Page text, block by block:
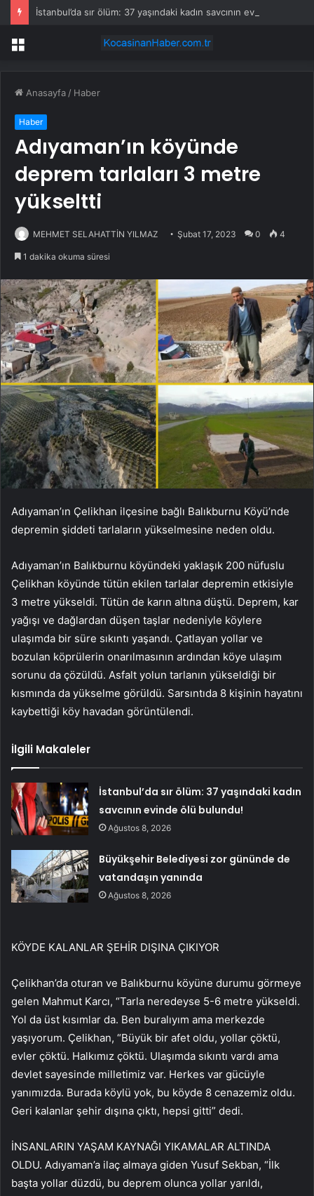
Menü
Anasayfa / Haber
Haber
Adıyaman’ın köyünde
deprem tarlaları 3 metre
yükseltti
MEHMET SELAHATTİN YILMAZ Şubat 17, 2023 0 4
1 dakika okuma süresi
Adıyaman’ın Çelikhan ilçesine bağlı Balıkburnu Köyü’nde
depremin şiddeti tarlaların yükselmesine neden oldu.
Adıyaman’ın Balıkburnu köyündeki yaklaşık 200 nüfuslu
Çelikhan köyünde tütün ekilen tarlalar depremin etkisiyle
3 metre yükseldi. Tütün de karın altına düştü. Deprem, kar
yağışı ve dağlardan düşen taşlar nedeniyle köylere
ulaşımda bir süre sıkıntı yaşandı. Çatlayan yollar ve
bozulan köprülerin onarılmasının ardından köye ulaşım
sorunu da çözüldü. Asfalt yolun tarlanın yükseldiği bir
kısmında da yükselme görüldü. Sarsıntıda 8 kişinin hayatını
kaybettiği köy havadan görüntülendi.
İlgili Makaleler
İstanbul’da sır ölüm: 37 yaşındaki kadın
savcının evinde ölü bulundu!
Ağustos 8, 2026
Büyükşehir Belediyesi zor gününde de
vatandaşın yanında
Ağustos 8, 2026
KÖYDE KALANLAR ŞEHİR DIŞINA ÇIKIYOR
Çelikhan’da oturan ve Balıkburnu köyüne durumu görmeye
gelen Mahmut Karcı, “Tarla neredeyse 5-6 metre yükseldi.
Yol da üst kısımlar da. Ben buralıyım ama merkezde
yaşıyorum. Çelikhan, “Büyük bir afet oldu, yollar çöktü,
evler çöktü. Halkımız çöktü. Ulaşımda sıkıntı vardı ama
devlet sayesinde milletimiz var. Herkes var gücüyle
yanımızda. Burada köylü yok, bu köyde 8 cenazemiz oldu.
Geri kalanlar şehir dışına çıktı, hepsi gitti” dedi.
İNSANLARIN YAŞAM KAYNAĞI YIKAMALAR ALTINDA
OLDU. Adıyaman’a ilaç almaya giden Yusuf Sekban, “İlk
başta yollar düzdü, bu deprem olunca yollar yarıldı,